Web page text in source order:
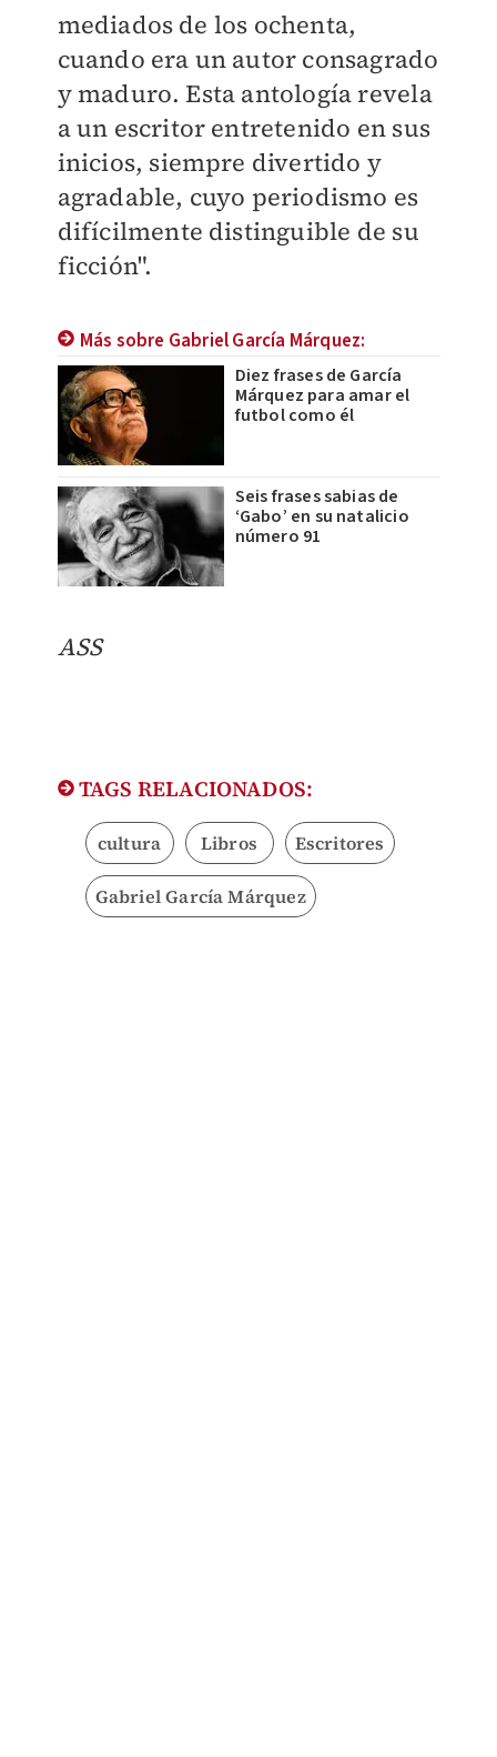
mediados de los ochenta,
cuando era un autor consagrado
y maduro. Esta antología revela
a un escritor entretenido en sus
inicios, siempre divertido y
agradable, cuyo periodismo es
difícilmente distinguible de su
ficción".
Más sobre Gabriel García Márquez:
Diez frases de García
Márquez para amar el
futbol como él
Seis frases sabias de
‘Gabo’ en su natalicio
número 91
ASS
TAGS RELACIONADOS:
cultura Libros Escritores
Gabriel García Márquez